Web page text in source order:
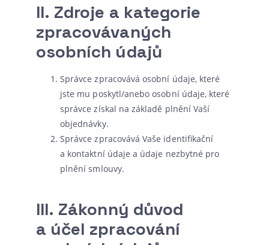
II. Zdroje a kategorie
zpracovávaných
osobních údajů
Správce zpra­co­vá­vá osob­ní úda­je, kte­ré
jste mu poskytl/anebo osob­ní úda­je, kte­ré
správ­ce zís­kal na zákla­dě plně­ní Vaší
objednávky.
Správce zpra­co­vá­vá Vaše iden­ti­fi­kač­ní
a kon­takt­ní úda­je a úda­je nezbyt­né pro
plně­ní smlouvy.
III. Zákonný důvod
a účel zpracování